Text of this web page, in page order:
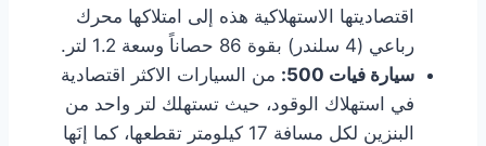
اقتصاديتها الاستهلاكية هذه إلى امتلاكها محرك
رباعي (4 سلندر) بقوة 86 حصاناً وسعة 1.2 لتر.
سيارة فيات 500:
من السيارات الاكثر اقتصادية
في استهلاك الوقود، حيث تستهلك لتر واحد من
البنزين لكل مسافة 17 كيلومتر تقطعها، كما إنَها